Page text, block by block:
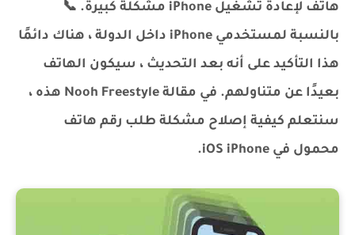
هاتف لإعادة تشغيل iPhone مشكلة كبيرة. 📞
بالنسبة لمستخدمي iPhone داخل الدولة ، هناك دائمًا
هذا التأكيد على أنه بعد التحديث ، سيكون الهاتف
بعيدًا عن متناولهم. في مقالة Nooh Freestyle هذه ،
سنتعلم كيفية إصلاح مشكلة طلب رقم هاتف
محمول في iOS iPhone.